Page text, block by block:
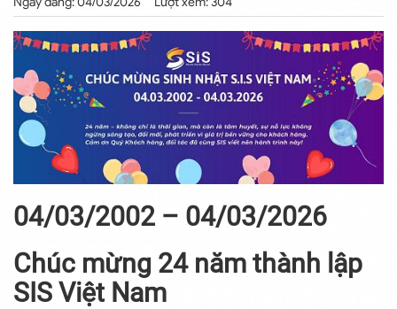
04/03/2002 – 04/03/2026
Chúc mừng 24 năm thành lập
SIS Việt Nam